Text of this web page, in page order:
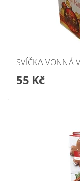
SVÍČKA VONNÁ
55 Kč